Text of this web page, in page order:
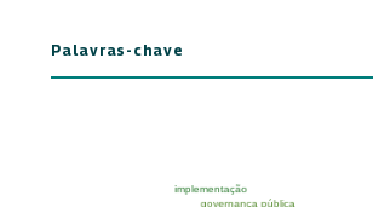
Palavras-chave